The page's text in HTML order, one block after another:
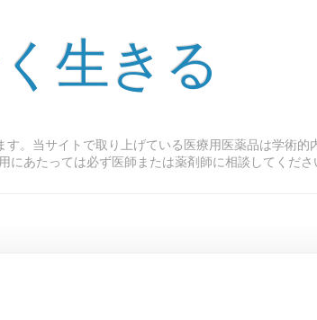
生きる
。当サイトで取り上げている医療用医薬品は学術
あたっては必ず医師または薬剤師に相談してくださ